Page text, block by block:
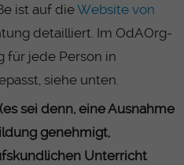
ist auf dieWebsite von
detailliert. Im OdAOrg-
für jede Person in
siehe unten.
sei denn, eine Ausnahme
genehmigt,
Unterricht